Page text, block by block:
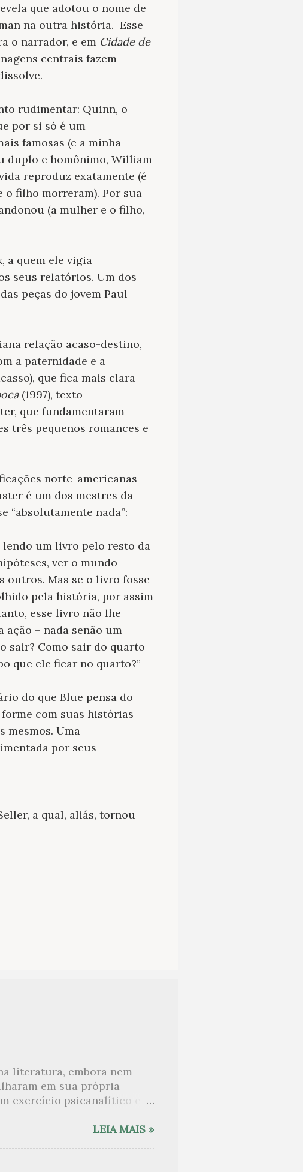
que adotou o nome de
na outra história. Esse
o narrador, e em Cidade de
centrais fazem
rudimentar: Quinn, o
por si só é um
famosas (e a minha
duplo e homônimo, William
reproduz exatamente (é
o filho morreram). Por sua
(a mulher e o filho,
a quem ele vigia
seus relatórios. Um dos
peças do jovem Paul
relação acaso-destino,
a paternidade e a
que fica mais clara
(1997), texto
que fundamentaram
três pequenos romances e
norte-americanas
é um dos mestres da
“absolutamente nada”:
lendo um livro pelo resto da
ver o mundo
outros. Mas se o livro fosse
pela história, por assim
esse livro não lhe
– nada senão um
sair? Como sair do quarto
que ele ficar no quarto?”
do que Blue pensa do
com suas histórias
mesmos. Uma
por seus
a qual, aliás, tornou
literatura, embora nem
em sua própria
exercício psicanalítico e
se desnudam, livros que
LEIA MAIS »